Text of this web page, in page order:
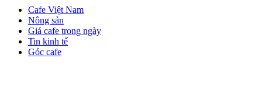
Cafe Việt Nam
Nông sản
Giá cafe trong ngày
Tin kinh tế
Góc cafe